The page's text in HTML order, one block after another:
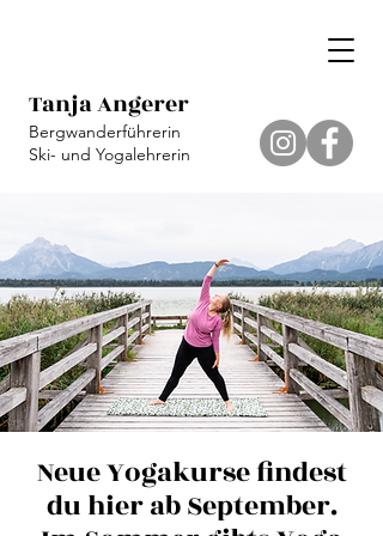
Tanja Angerer
Bergwanderführerin
Ski- und Yogalehrerin
Neue Yogakurse findest
du hier ab September.